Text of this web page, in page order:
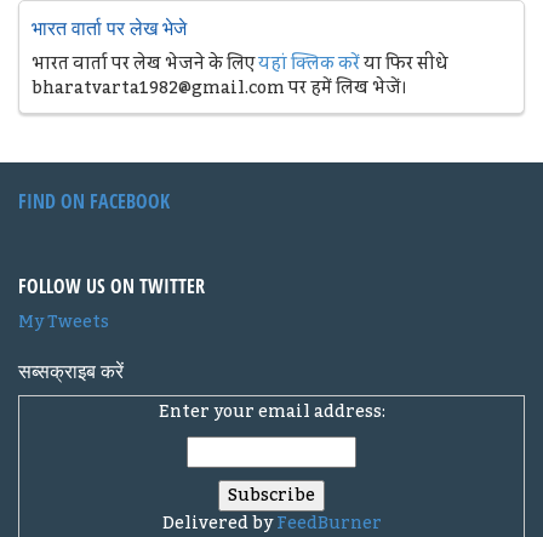
भारत वार्ता पर लेख भेजे
भारत वार्ता पर लेख भेजने के लिएयहां क्लिक करेंया फिर सीधे
bharatvarta1982@gmail.com पर हमें लिख भेजें।
FIND ON FACEBOOK
FOLLOW US ON TWITTER
My Tweets
सब्सक्राइब करें
Enter your email address:
Delivered byFeedBurner